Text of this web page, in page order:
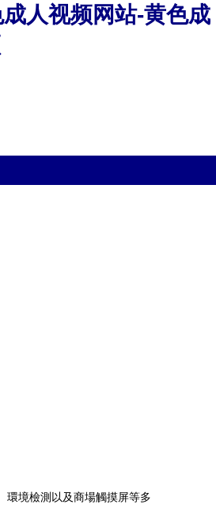
人视频网站-黄色成
環境檢測以及商場觸摸屏等多